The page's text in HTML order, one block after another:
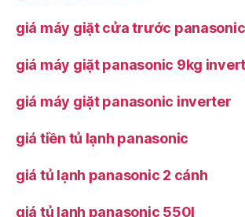
giá máy giặt cửa trước panasonic
giá máy giặt panasonic 9kg
giá máy giặt panasonic inverter
giá tiền tủ lạnh panasonic
giá tủ lạnh panasonic 2 cánh
giá tủ lạnh panasonic 550l